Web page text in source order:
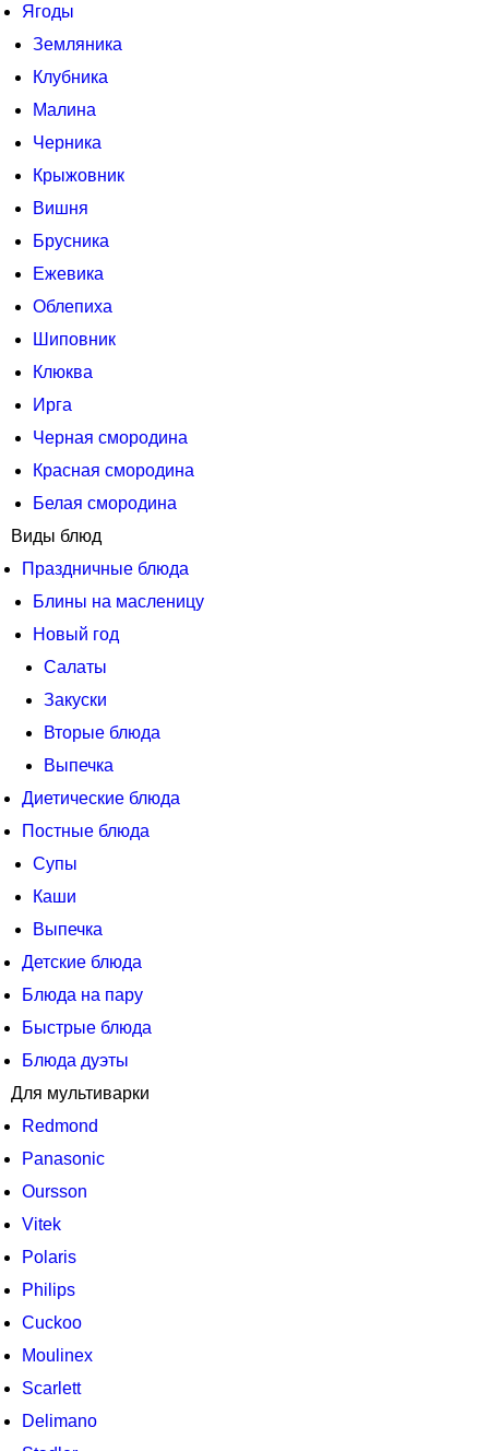
Ягоды
Земляника
Клубника
Малина
Черника
Крыжовник
Вишня
Брусника
Ежевика
Облепиха
Шиповник
Клюква
Ирга
Черная смородина
Красная смородина
Белая смородина
Виды блюд
Праздничные блюда
Блины на масленицу
Новый год
Салаты
Закуски
Вторые блюда
Выпечка
Диетические блюда
Постные блюда
Супы
Каши
Выпечка
Детские блюда
Блюда на пару
Быстрые блюда
Блюда дуэты
Для мультиварки
Redmond
Panasonic
Oursson
Vitek
Polaris
Philips
Cuckoo
Moulinex
Scarlett
Delimano